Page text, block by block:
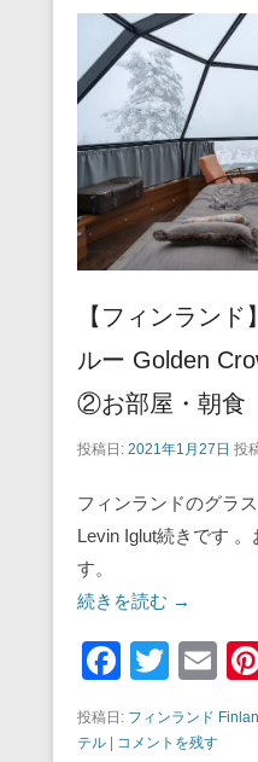
b
o
o
k
【フィンラン
ルー Golden
②お部屋・朝食
投稿日: 2021年1月27日 投
フィンランドのグラ
Levin Iglut続きです
す。
続きを読む →
F
c
T
wi
tt
E
m
ail
投稿日: フィンランド
テル
コメントを残す